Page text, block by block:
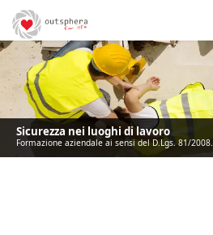
Sicurezza nei luoghi di lavoro
Formazione aziendale ai sensi del D.Lgs. 81/2008.